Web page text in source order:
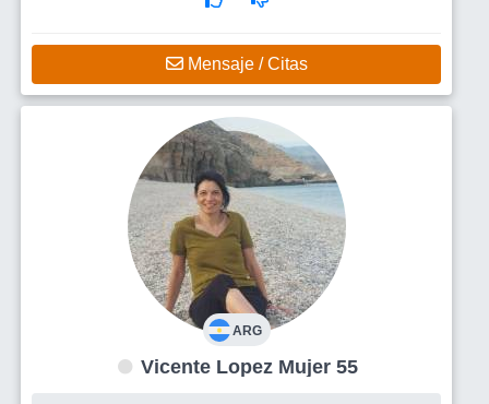
Mensaje / Citas
ARG
Vicente Lopez Mujer 55